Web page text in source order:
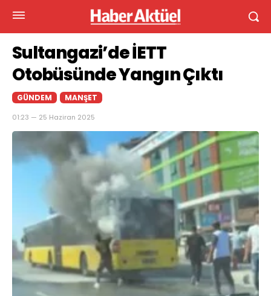
Sultangazi’de İETT
Otobüsünde Yangın Çıktı
GÜNDEM MANŞET
01:23 — 25 Haziran 2025